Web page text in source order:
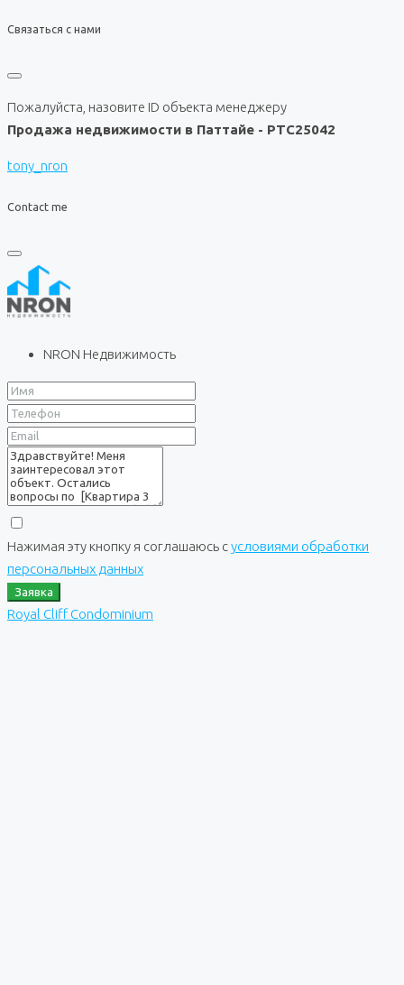
Связаться с нами
Пожалуйста, назовите ID объекта менеджеру
Продажа недвижимости в Паттайе - PTC25042
tony_nron
Contact me
NRON Недвижимость
Нажимая эту кнопку я соглашаюсь сусловиями обработки
персональных данных
Заявка
Royal Cliff Condominium